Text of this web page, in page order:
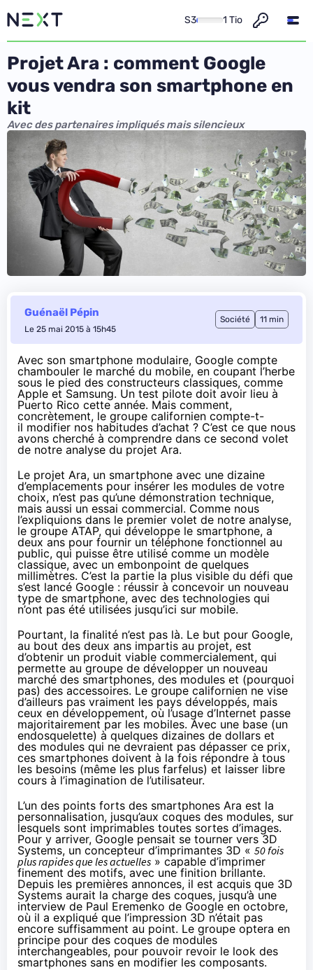
S3 1 Tio
Projet Ara : comment Google
vous vendra son smartphone en
kit
Avec des partenaires impliqués mais silencieux
Guénaël Pépin
Le 25 mai 2015 à 15h45
Société 11 min
Avec son smartphone modulaire, Google compte
chambouler le marché du mobile, en coupant l’herbe
sous le pied des constructeurs classiques, comme
Apple et Samsung. Un test pilote doit avoir lieu à
Puerto Rico cette année. Mais comment,
concrètement, le groupe californien compte-t-
il modifier nos habitudes d’achat ? C’est ce que nous
avons cherché à comprendre dans ce second volet
de notre analyse du projet Ara.
Le projet Ara, un smartphone avec une dizaine
d’emplacements pour insérer les modules de votre
choix, n’est pas qu’une démonstration technique,
mais aussi un essai commercial. Comme nous
l’expliquions dans le premier volet de notre analyse,
le groupe ATAP, qui développe le smartphone, a
deux ans pour fournir un téléphone fonctionnel au
public, qui puisse être utilisé comme un modèle
classique, avec un embonpoint de quelques
millimètres. C’est la partie la plus visible du défi que
s’est lancé Google : réussir à concevoir un nouveau
type de smartphone, avec des technologies qui
n’ont pas été utilisées jusqu’ici sur mobile.
Pourtant, la finalité n’est pas là. Le but pour Google,
au bout des deux ans impartis au projet, est
d’obtenir un produit viable commercialement, qui
permette au groupe de développer un nouveau
marché des smartphones, des modules et (pourquoi
pas) des accessoires. Le groupe californien ne vise
d’ailleurs pas vraiment les pays développés, mais
ceux en développement, où l’usage d’Internet passe
majoritairement par les mobiles. Avec une base (un
endosquelette) à quelques dizaines de dollars et
des modules qui ne devraient pas dépasser ce prix,
ces smartphones doivent à la fois répondre à tous
les besoins (même les plus farfelus) et laisser libre
cours à l’imagination de l’utilisateur.
L’un des points forts des smartphones Ara est la
personnalisation, jusqu’aux coques des modules, sur
lesquels sont imprimables toutes sortes d’images.
Pour y arriver, Google pensait se tourner vers 3D
Systems, un concepteur d’imprimantes 3D « 50 fois
plus rapides que les actuelles » capable d’imprimer
finement des motifs, avec une finition brillante.
Depuis les premières annonces, il est acquis que 3D
Systems aurait la charge des coques, jusqu’à une
interview de Paul Eremenko de Google en octobre,
où il a expliqué que l’impression 3D n’était pas
encore suffisamment au point. Le groupe optera en
principe pour des coques de modules
interchangeables, pour pouvoir revoir le look des
smartphones sans en modifier les composants.